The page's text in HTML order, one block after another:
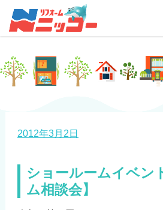
ン
投
日:
2012年3月2日
ショールームイベン
ム相談会】